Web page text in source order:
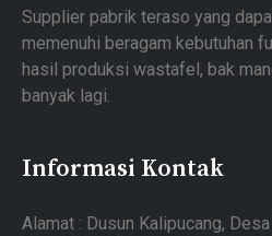
Supplier pabrik teraso yang
memenuhi beragam kebutuhan
hasil produksi wastafel, bak
banyak lagi.
Informasi Kontak
Alamat : Dusun Kalipucang,